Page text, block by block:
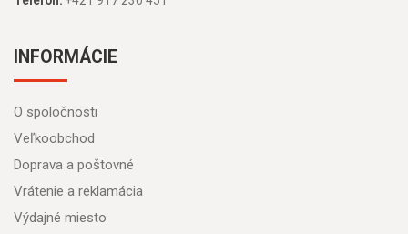
INFORMÁCIE
O spoločnosti
Veľkoobchod
Doprava a poštovné
Vrátenie a reklamácia
Výdajné miesto